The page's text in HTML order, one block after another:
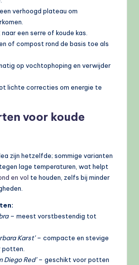
verhoogd plateau om
een serre of koude kas.
of compost rond de basis toe als
op vochtophoping en verwijder
lichte correcties om energie te
voor koude
zijn hetzelfde; sommige varianten
lage temperaturen, wat helpt
en vol te houden, zelfs bij minder
– meest vorstbestendig tot
Karst’– compacte en stevige
potten.
Diego Red’– geschikt voor potten